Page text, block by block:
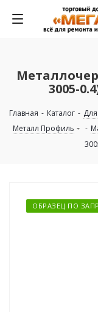
3005-
Главная - Каталог -
Металл Профиль
-
ОБРАЗЕЦ ПО